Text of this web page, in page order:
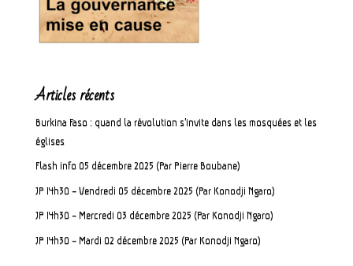
Articles récents
Burkina Faso : quand la révolution s’invite dans les mosquées et les
églises
Flash info 05 décembre 2025 (Par Pierre Boubane)
JP 14h30 – Vendredi 05 décembre 2025 (Par Konodji Ngaro)
JP 14h30 – Mercredi 03 décembre 2025 (Par Konodji Ngaro)
JP 14h30 – Mardi 02 décembre 2025 (Par Konodji Ngaro)